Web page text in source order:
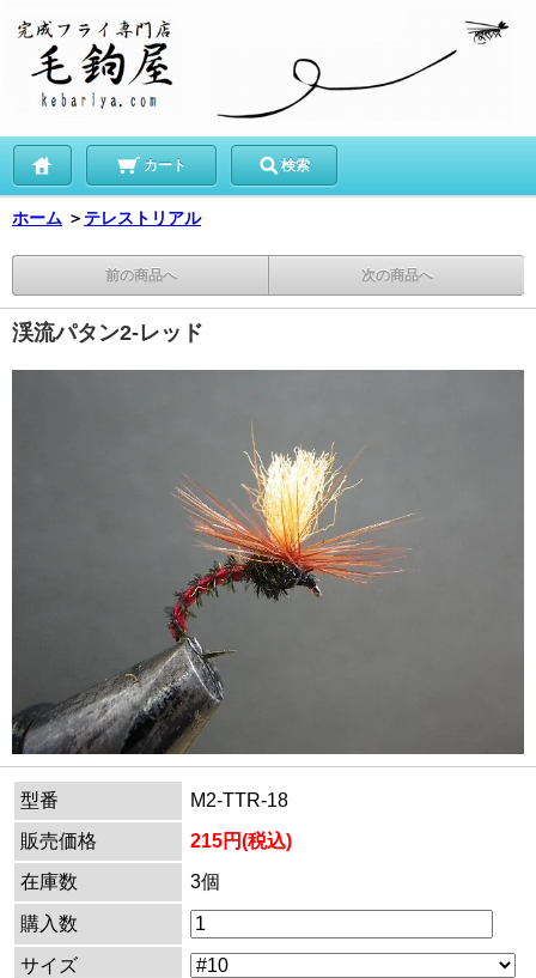
カート 検索
ホーム ＞ テレストリアル
前の商品へ 次の商品へ
渓流パタン2-レッド
型番
M2-TTR-18
販売価格
215円(税込)
在庫数
3個
購入数
サイズ